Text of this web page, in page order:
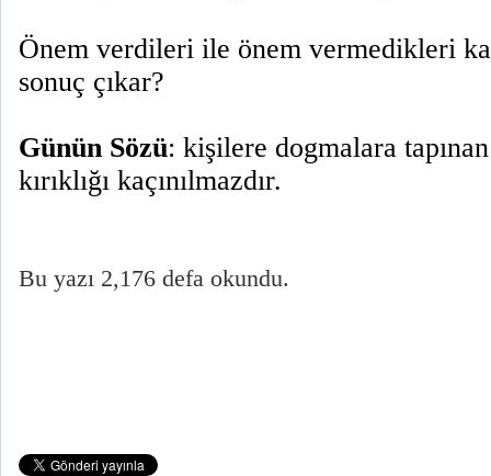
Önem verdileri ile önem vermedikleri
sonuç çıkar?
Günün Sözü: kişilere dogmalara
kırıklığı kaçınılmazdır.
Bu yazı 2,176 defa okundu.